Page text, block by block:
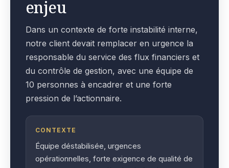
enjeu
Dans un contexte de forte instabilité interne,
notre client devait remplacer en urgence la
responsable du service des flux financiers et
du contrôle de gestion, avec une équipe de
10 personnes à encadrer et une forte
pression de l’actionnaire.
CONTEXTE
Équipe déstabilisée, urgences
opérationnelles, forte exigence de qualité de